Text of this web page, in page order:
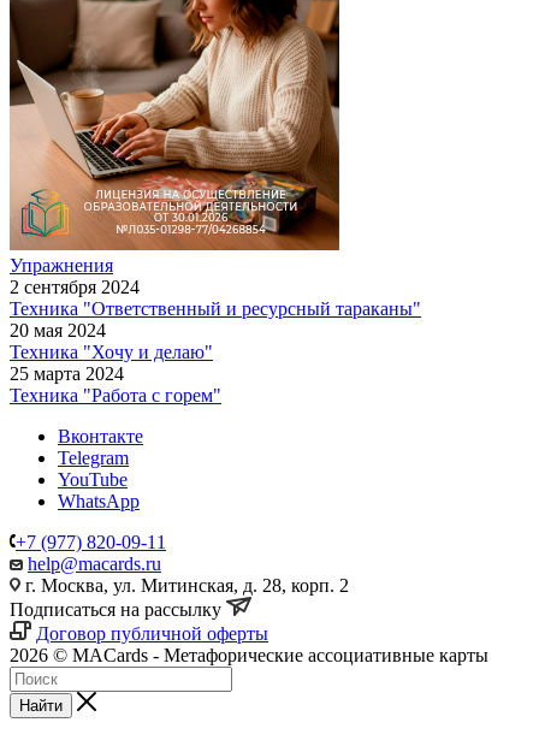
Упражнения
2 сентября 2024
Техника "Ответственный и ресурсный тараканы"
20 мая 2024
Техника "Хочу и делаю"
25 марта 2024
Техника "Работа с горем"
Вконтакте
Telegram
YouTube
WhatsApp
+7 (977) 820-09-11
help@macards.ru
г. Москва, ул. Митинская, д. 28, корп. 2
Подписаться на рассылку
Договор публичной оферты
2026 © MACards - Метафорические ассоциативные карты
Найти